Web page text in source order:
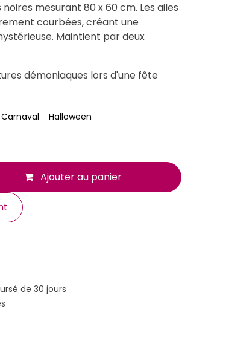
mesurant 80 x 60 cm. Les ailes
courbées, créant une
Maintient par deux
démoniaques lors d'une fête
Carnaval Halloween
Ajouter au panier
de 30 jours